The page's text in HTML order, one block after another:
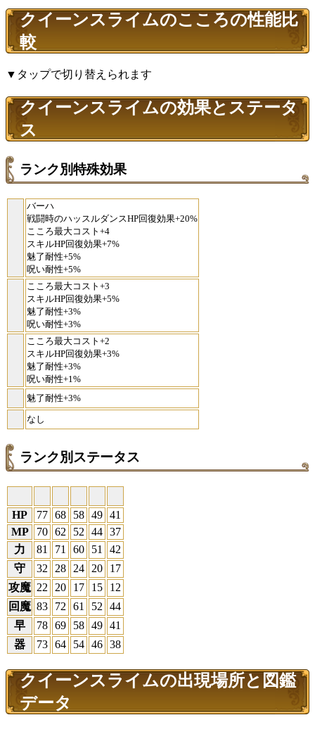
クイーンスライムのこころの性能比
較
▼タップで切り替えられます
クイーンスライムの効果とステータ
ス
ランク別特殊効果
バーハ
戦闘時のハッスルダンスHP回復効果+20%
こころ最大コスト+4
スキルHP回復効果+7%
魅了耐性+5%
呪い耐性+5%
こころ最大コスト+3
スキルHP回復効果+5%
魅了耐性+3%
呪い耐性+3%
こころ最大コスト+2
スキルHP回復効果+3%
魅了耐性+3%
呪い耐性+1%
魅了耐性+3%
なし
ランク別ステータス
HP 77 68 58 49 41
MP
70 62 52 44 37
力
81 71 60 51
42
守
32 28 24 20
17
攻魔 22 20 17 15
12
回魔 83 72 61 52
44
早
78 69 58 49 41
器
73 64 54 46 38
クイーンスライムの出現場所と図鑑
データ